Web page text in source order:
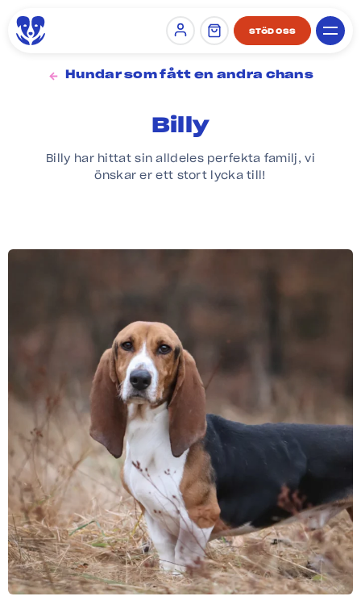
Sign in STÖD OSS
Hundar som fått en andra chans
Billy
Billy har hittat sin alldeles perfekta familj, vi
önskar er ett stort lycka till!